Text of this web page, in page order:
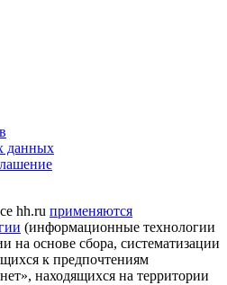
данных
hh.ru применяются
(информационные технологии
на основе сбора, систематизации
к предпочтениям
находящихся на территории